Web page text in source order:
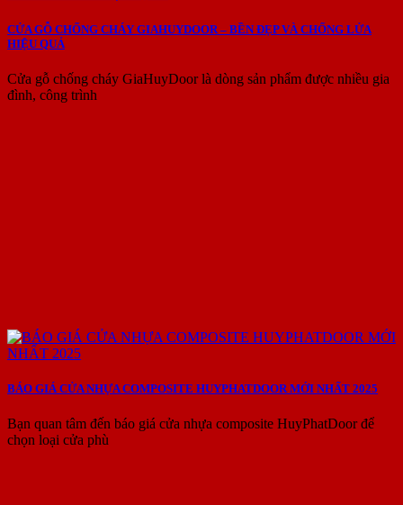
CỬA GỖ CHỐNG CHÁY GIAHUYDOOR – BỀN ĐẸP VÀ CHỐNG LỬA
HIỆU QUẢ
Cửa gỗ chống cháy GiaHuyDoor là dòng sản phẩm được nhiều gia
đình, công trình
BÁO GIÁ CỬA NHỰA COMPOSITE HUYPHATDOOR MỚI NHẤT 2025
Bạn quan tâm đến báo giá cửa nhựa composite HuyPhatDoor để
chọn loại cửa phù